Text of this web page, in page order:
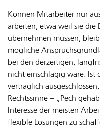
Können Mitarbeiter nur
arbeiten, etwa weil sie die
übernehmen müssen,
mögliche
bei den derzeitigen,
nicht einschlägig wäre. Ist
vertraglich
Rechtssinne – „Pech
Interesse der meisten
flexible Lösungen zu